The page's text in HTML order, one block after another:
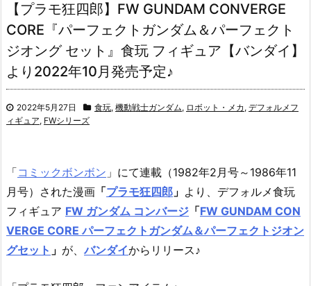
【プラモ狂四郎】FW GUNDAM CONVERGE
CORE『パーフェクトガンダム＆パーフェクト
ジオング セット』食玩 フィギュア【バンダイ】
より2022年10月発売予定♪
2022年5月27日 食玩, 機動戦士ガンダム, ロボット・メカ , デフォルメフ
ィギュア, FWシリーズ
「コミックボンボン 」にて連載（1982年2月号～1986年11
月号）された漫画 「プラモ狂四郎 」 より、デフォルメ食玩
フィギュア FW ガンダム コンバージ 「FW GUNDAM CON
VERGE CORE パーフェクトガンダム＆パーフェクトジオン
グセット 」 が、バンダイからリリース♪